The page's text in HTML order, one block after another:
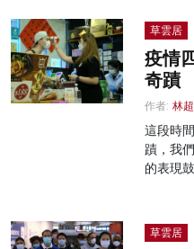
草雲居
疫情
奇蹟
作者: 林
這段時
蹟，我
的表現鼓
草雲居